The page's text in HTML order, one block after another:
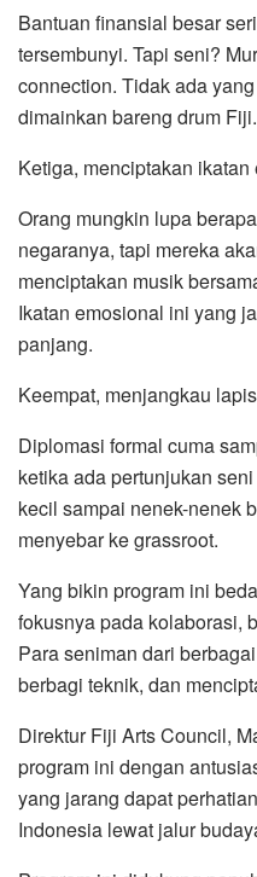
Bantuan finansial besar
tersembunyi. Tapi seni?
connection. Tidak ada
dimainkan bareng drum Fiji.
Ketiga, menciptakan ikatan
Orang mungkin lupa
negaranya, tapi mereka
menciptakan musik
Ikatan emosional ini yang
panjang.
Keempat, menjangkau
Diplomasi formal cuma
ketika ada pertunjukan
kecil sampai nenek-nenek
menyebar ke grassroot.
Yang bikin program ini
fokusnya pada kolaborasi,
Para seniman dari
berbagi teknik, dan
Direktur Fiji Arts Council,
program ini dengan
yang jarang dapat
Indonesia lewat jalur